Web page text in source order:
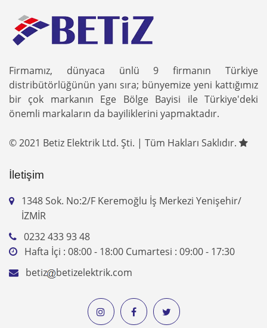
Firmamız, dünyaca ünlü 9 firmanın Türkiye
distribütörlüğünün yanı sıra; bünyemize yeni kattığımız
bir çok markanın Ege Bölge Bayisi ile Türkiye'deki
önemli markaların da bayiliklerini yapmaktadır.
© 2021 Betiz Elektrik Ltd. Şti. | Tüm Hakları Saklıdır.
İletişim
1348 Sok. No:2/F Keremoğlu İş Merkezi Yenişehir/
İZMİR
0232 433 93 48
Hafta İçi : 08:00 - 18:00 Cumartesi : 09:00 - 17:30
betiz
betizelektrik.com